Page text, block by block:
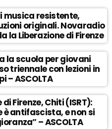
musica resistente,
originali. Novaradio
la Liberazione di Firenze
la scuola per giovani
triennale con lezioni in
– ASCOLTA
Firenze, Chiti (ISRT):
è antifascista, e non si
– ASCOLTA